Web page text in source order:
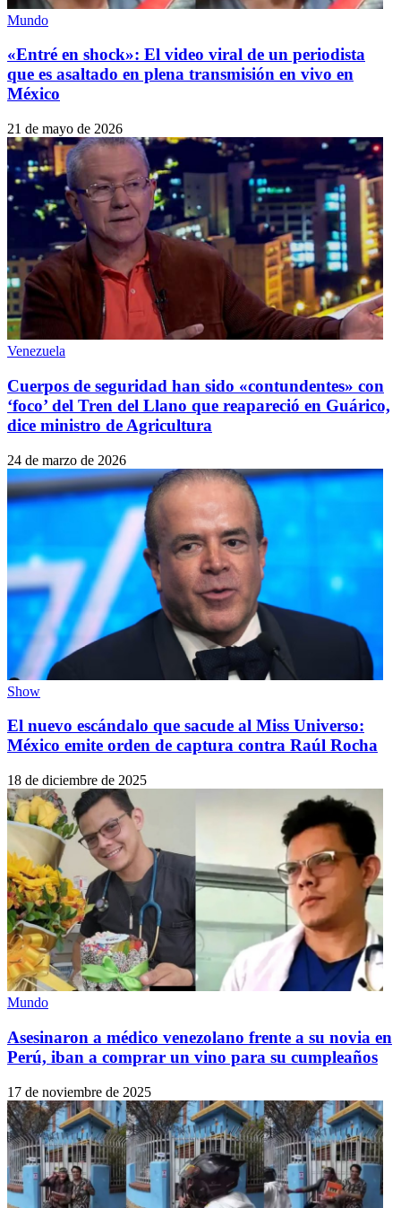
Mundo
«Entré en shock»: El video viral de un periodista
que es asaltado en plena transmisión en vivo en
México
21 de mayo de 2026
Venezuela
Cuerpos de seguridad han sido «contundentes» con
‘foco’ del Tren del Llano que reapareció en Guárico,
dice ministro de Agricultura
24 de marzo de 2026
Show
El nuevo escándalo que sacude al Miss Universo:
México emite orden de captura contra Raúl Rocha
18 de diciembre de 2025
Mundo
Asesinaron a médico venezolano frente a su novia en
Perú, iban a comprar un vino para su cumpleaños
17 de noviembre de 2025